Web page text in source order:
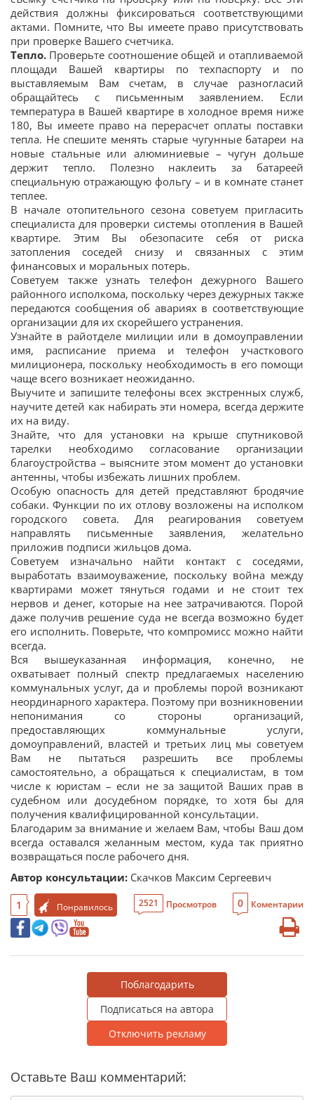
действия должны фиксироваться соответствующими
актами. Помните, что Вы имеете право присутствовать
при проверке Вашего счетчика.
Тепло. Проверьте соотношение общей и отапливаемой
площади Вашей квартиры по техпаспорту и по
выставляемым Вам счетам, в случае разногласий
обращайтесь с письменным заявлением. Если
температура в Вашей квартире в холодное время ниже
180, Вы имеете право на перерасчет оплаты поставки
тепла. Не спешите менять старые чугунные батареи на
новые стальные или алюминиевые – чугун дольше
держит тепло. Полезно наклеить за батареей
специальную отражающую фольгу – и в комнате станет
теплее.
В начале отопительного сезона советуем пригласить
специалиста для проверки системы отопления в Вашей
квартире. Этим Вы обезопасите себя от риска
затопления соседей снизу и связанных с этим
финансовых и моральных потерь.
Советуем также узнать телефон дежурного Вашего
районного исполкома, поскольку через дежурных также
передаются сообщения об авариях в соответствующие
организации для их скорейшего устранения.
Узнайте в райотделе милиции или в домоуправлении
имя, расписание приема и телефон участкового
милиционера, поскольку необходимость в его помощи
чаще всего возникает неожиданно.
Выучите и запишите телефоны всех экстренных служб,
научите детей как набирать эти номера, всегда держите
их на виду.
Знайте, что для установки на крыше спутниковой
тарелки необходимо согласование организации
благоустройства – выясните этом момент до установки
антенны, чтобы избежать лишних проблем.
Особую опасность для детей представляют бродячие
собаки. Функции по их отлову возложены на исполком
городского совета. Для реагирования советуем
направлять письменные заявления, желательно
приложив подписи жильцов дома.
Советуем изначально найти контакт с соседями,
выработать взаимоуважение, поскольку война между
квартирами может тянуться годами и не стоит тех
нервов и денег, которые на нее затрачиваются. Порой
даже получив решение суда не всегда возможно будет
его исполнить. Поверьте, что компромисс можно найти
всегда.
Вся вышеуказанная информация, конечно, не
охватывает полный спектр предлагаемых населению
коммунальных услуг, да и проблемы порой возникают
неординарного характера. Поэтому при возникновении
непонимания со стороны организаций,
предоставляющих коммунальные услуги,
домоуправлений, властей и третьих лиц мы советуем
Вам не пытаться разрешить все проблемы
самостоятельно, а обращаться к специалистам, в том
числе к юристам – если не за защитой Ваших прав в
судебном или досудебном порядке, то хотя бы для
получения квалифицированной консультации.
Благодарим за внимание и желаем Вам, чтобы Ваш дом
всегда оставался желанным местом, куда так приятно
возвращаться после рабочего дня.
Автор консультации: Скачков Максим Сергеевич
1 Понравилось 2521 Просмотров 0 Коментарии
Поблагодарить
Подписаться на автора
Отключить рекламу
Оставьте Ваш комментарий: